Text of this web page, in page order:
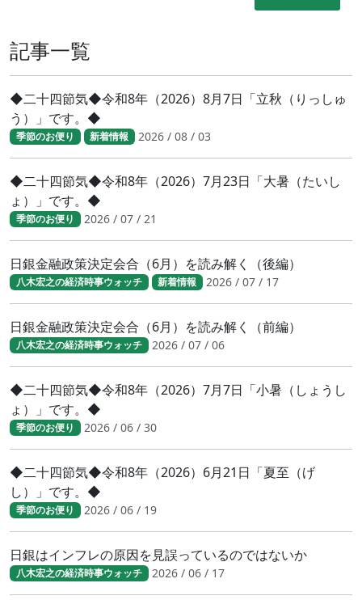
記事一覧
◆二十四節気◆令和8年（2026）8月7日「立秋（りっしゅ
う）」です。◆
季節のお便り 新着情報 2026 / 08 / 03
◆二十四節気◆令和8年（2026）7月23日「大暑（たいし
ょ）」です。◆
季節のお便り 2026 / 07 / 21
日銀金融政策決定会合（6月）を読み解く（後編）
八木宏之の経済時事ウォッチ 新着情報 2026 / 07 / 17
日銀金融政策決定会合（6月）を読み解く（前編）
八木宏之の経済時事ウォッチ 2026 / 07 / 06
◆二十四節気◆令和8年（2026）7月7日「小暑（しょうし
ょ）」です。◆
季節のお便り 2026 / 06 / 30
◆二十四節気◆令和8年（2026）6月21日「夏至（げ
し）」です。◆
季節のお便り 2026 / 06 / 19
日銀はインフレの原因を見誤っているのではないか
八木宏之の経済時事ウォッチ 2026 / 06 / 17